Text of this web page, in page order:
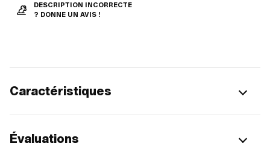
DESCRIPTION INCORRECTE
? DONNE UN AVIS !
Caractéristiques
Évaluations